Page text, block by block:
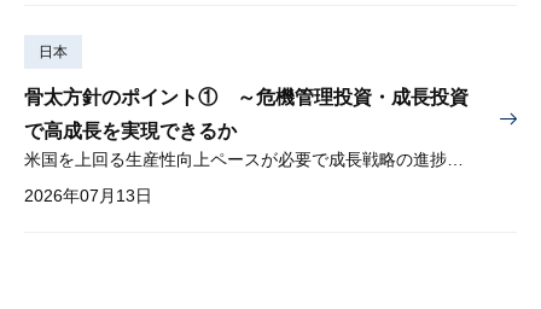
日本
骨太方針のポイント① ～危機管理投資・成長投資
で高成長を実現できるか
2026年07月13日